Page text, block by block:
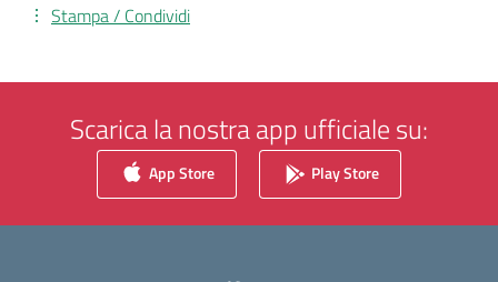
Stampa / Condividi
Scarica la nostra app ufficiale su:
App Store Play Store